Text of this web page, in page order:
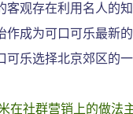
客观存在利用名人的
作成为可口可乐最新的
可乐选择北京郊区的
在社群营销上的做法